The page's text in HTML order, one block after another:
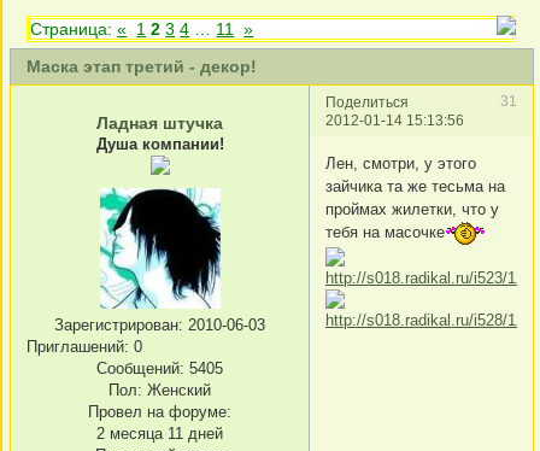
Маска этап третий - декор!
Страница:« 1 2 3 4 11 »
Поделиться
31
2012-01-14 15:13:56
Ладная штучка
Душа компании!
Зарегистрирован: 2010-06-03
Приглашений: 0
Сообщений: 5405
Пол: Женский
Провел на форуме:
2 месяца 11 дней
Лен, смотри, у этого
зайчика та же тесьма на
проймах жилетки, что у
тебя на масочке